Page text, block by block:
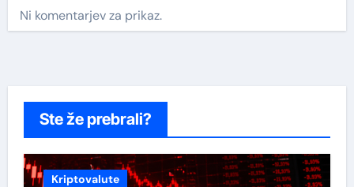
Ni komentarjev za prikaz.
Ste že prebrali?
Kriptovalute